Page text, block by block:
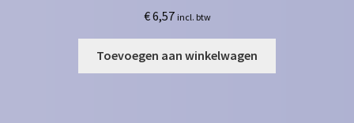
€6,57 incl. btw
Toevoegen aan winkelwagen